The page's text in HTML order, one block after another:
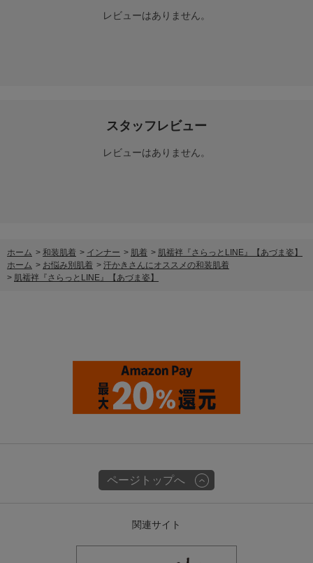
レビューはありません。
スタッフレビュー
レビューはありません。
ホーム > 和装肌着 > インナー > 肌着 > 肌襦袢『さらっとLINE』【あづま姿】
ホーム > お悩み別肌着 > 汗かきさんにオススメの和装肌着
> 肌襦袢『さらっとLINE』【あづま姿】
ページトップへ
関連サイト